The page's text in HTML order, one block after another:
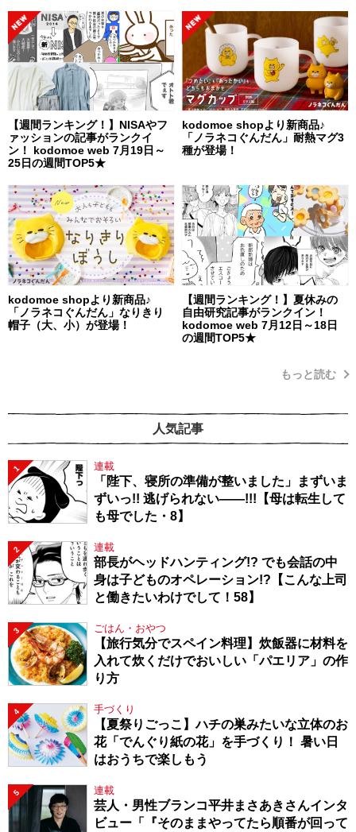
【週間ランキング！】NISAやフ
ァッションの記事がランクイ
ン！ kodomoe web 7月19日～
25日の週間TOP5★
kodomoe shopより新商品♪
「ノラネコぐんだん」耐熱マグ3
種が登場！
kodomoe shopより新商品♪
「ノラネコぐんだん」なりきり
帽子（大、小）が登場！
【週間ランキング！】夏休みの
自由研究記事がランクイン！
kodomoe web 7月12日～18日
の週間TOP5★
もっと読む
人気記事
1 連載
「陛下、寝所の準備が整いました」まずいま
ずいっ!! 逃げられない――!!!【母は転生して
も母でした・8】
2 連載
部長がヘッドハンティング!? でも会話の中
身は子どものオペレーション!?【こんな上司
と働きたいわけでして！58】
3 ごはん・おやつ
【旅行気分でスペイン料理】炊飯器に材料を
入れて炊くだけでおいしい「パエリア」の作
り方
4 手づくり
【夏祭りごっこ】ハチの巣みたいな立体のお
花「でんぐり紙の花」を手づくり！ 暑い日
はおうちで楽しもう
5 連載
芸人・男性ブランコ平井まさあきさんインタ
ビュー「『そのままやってたら順番が回って